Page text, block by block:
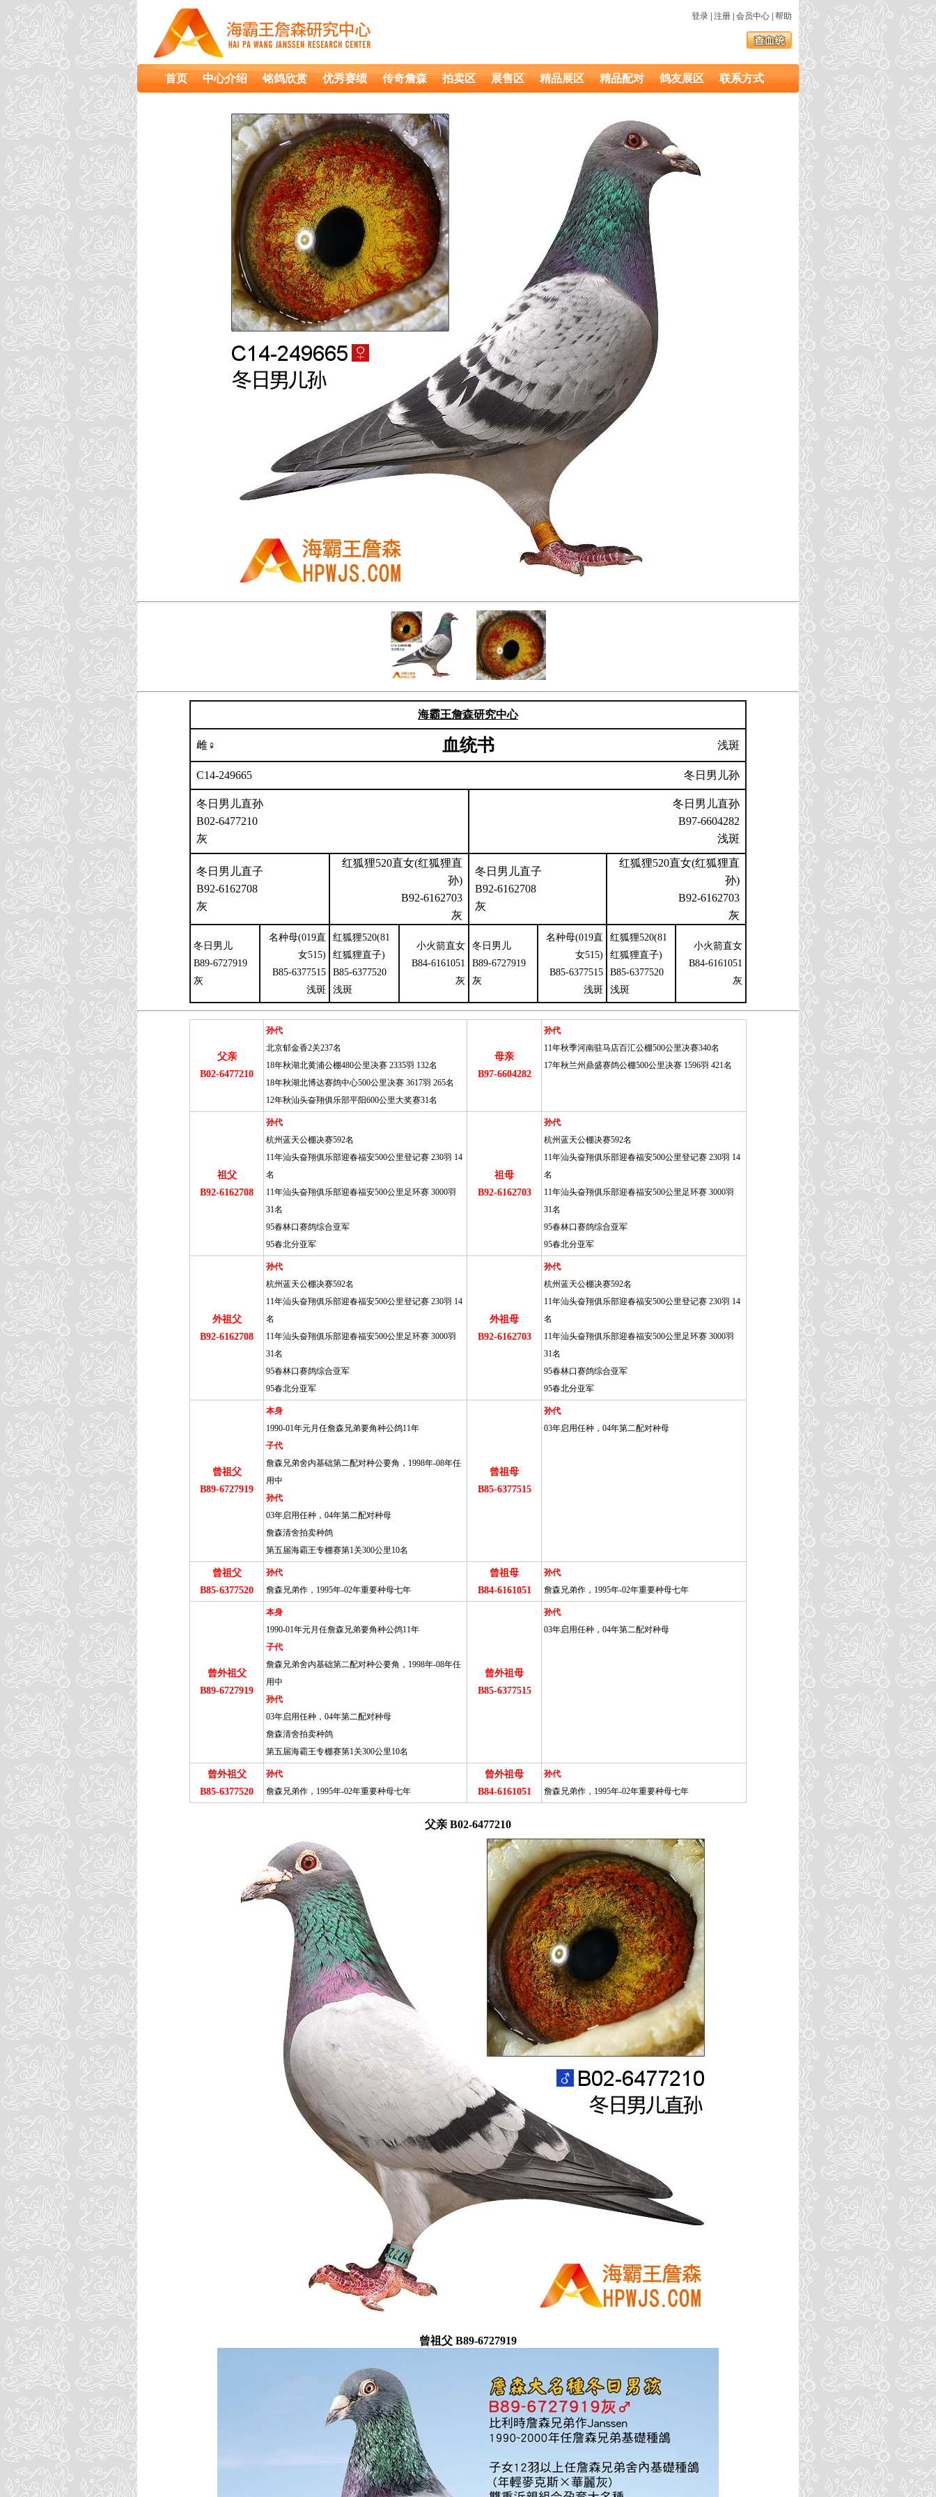
登录 注册 会员中心 帮助
首页 中心介绍 铭鸽欣赏 优秀赛绩 传奇詹森 拍卖区 展售区 精品展区 精品配对 鸽友展区 联系方式
海霸王詹森研究中心
雌♀ 血统书 浅斑
C14-249665 冬日男儿孙
冬日男儿直孙
B02-6477210
灰
冬日男儿直孙
B97-6604282
浅斑
冬日男儿直子
B92-6162708
灰
红狐狸520直女(红狐狸直
孙)
B92-6162703
灰
冬日男儿直子
B92-6162708
灰
红狐狸520直女(红狐狸直
孙)
B92-6162703
灰
冬日男儿
B89-6727919
灰
名种母(019直
女515)
B85-6377515
浅斑
红狐狸520(81
红狐狸直子)
B85-6377520
浅斑
小火箭直女
B84-6161051
灰
冬日男儿
B89-6727919
灰
名种母(019直
女515)
B85-6377515
浅斑
红狐狸520(81
红狐狸直子)
B85-6377520
浅斑
小火箭直女
B84-6161051
灰
父亲
B02-6477210
孙代
北京郁金香2关237名
18年秋湖北黄浦公棚480公里决赛 2335羽 132名
18年秋湖北博达赛鸽中心500公里决赛 3617羽 265名
12年秋汕头奋翔俱乐部平阳600公里大奖赛31名
母亲
B97-6604282
孙代
11年秋季河南驻马店百汇公棚500公里决赛340名
17年秋兰州鼎盛赛鸽公棚500公里决赛 1596羽 421名
祖父
B92-6162708
孙代
杭州蓝天公棚决赛592名
11年汕头奋翔俱乐部迎春福安500公里登记赛 230羽 14
名
11年汕头奋翔俱乐部迎春福安500公里足环赛 3000羽
31名
95春林口赛鸽综合亚军
95春北分亚军
祖母
B92-6162703
孙代
杭州蓝天公棚决赛592名
11年汕头奋翔俱乐部迎春福安500公里登记赛 230羽 14
名
11年汕头奋翔俱乐部迎春福安500公里足环赛 3000羽
31名
95春林口赛鸽综合亚军
95春北分亚军
外祖父
B92-6162708
孙代
杭州蓝天公棚决赛592名
11年汕头奋翔俱乐部迎春福安500公里登记赛 230羽 14
名
11年汕头奋翔俱乐部迎春福安500公里足环赛 3000羽
31名
95春林口赛鸽综合亚军
95春北分亚军
外祖母
B92-6162703
孙代
杭州蓝天公棚决赛592名
11年汕头奋翔俱乐部迎春福安500公里登记赛 230羽 14
名
11年汕头奋翔俱乐部迎春福安500公里足环赛 3000羽
31名
95春林口赛鸽综合亚军
95春北分亚军
曾祖父
B89-6727919
本身
1990-01年元月任詹森兄弟要角种公鸽11年
子代
詹森兄弟舍内基础第二配对种公要角，1998年-08年任
用中
孙代
03年启用任种，04年第二配对种母
詹森清舍拍卖种鸽
第五届海霸王专棚赛第1关300公里10名
曾祖母
B85-6377515
孙代
03年启用任种，04年第二配对种母
曾祖父
B85-6377520
孙代
詹森兄弟作，1995年-02年重要种母七年
曾祖母
B84-6161051
孙代
詹森兄弟作，1995年-02年重要种母七年
曾外祖父
B89-6727919
本身
1990-01年元月任詹森兄弟要角种公鸽11年
子代
詹森兄弟舍内基础第二配对种公要角，1998年-08年任
用中
孙代
03年启用任种，04年第二配对种母
詹森清舍拍卖种鸽
第五届海霸王专棚赛第1关300公里10名
曾外祖母
B85-6377515
孙代
03年启用任种，04年第二配对种母
曾外祖父
B85-6377520
孙代
詹森兄弟作，1995年-02年重要种母七年
曾外祖母
B84-6161051
孙代
詹森兄弟作，1995年-02年重要种母七年
父亲 B02-6477210
曾祖父 B89-6727919